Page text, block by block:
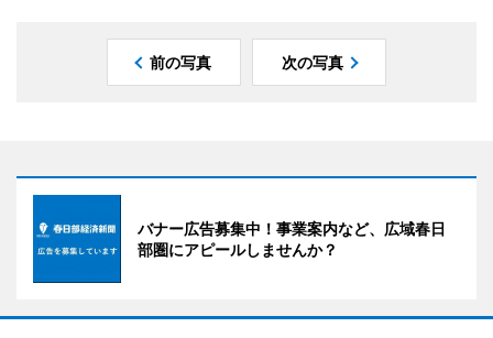
前の写真 次の写真
バナー広告募集中！事業案内など、広域春日
部圏にアピールしませんか？